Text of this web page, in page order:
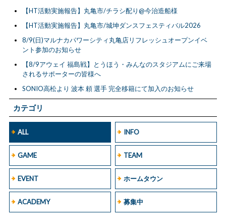
カテゴリ
ALL INFO
GAME TEAM
EVENT ホームタウン
ACADEMY 募集中
【HT活動実施報告】丸亀市/チラシ配り@今治造船様
【HT活動実施報告】丸亀市/城坤ダンスフェスティバル2026
8/9(日)マルナカパワーシティ丸亀店リフレッシュオープンイベ
ント参加のお知らせ
【8/9アウェイ 福島戦】とうほう・みんなのスタジアムにご来場
されるサポーターの皆様へ
SONIO高松より 波本 頼 選手 完全移籍にて加入のお知らせ